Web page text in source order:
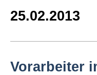
Kategorien
Seminare
25.02.2013
Vorarbeiter